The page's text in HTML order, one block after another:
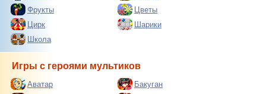
Фрукты
Цветы
Цирк
Шарики
Школа
Игры с героями мультиков
Аватар
Бакуган